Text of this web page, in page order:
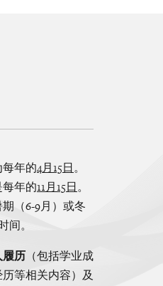
年的4月15日。
年的11月15日。
（6-9月）或冬
间。
履历 （包括学业成
等相关内容）及